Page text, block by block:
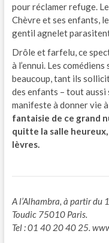
pour réclamer refuge.
Chèvre et ses enfants,
gentil agnelet
Drôle et farfelu, ce
à l’ennui. Les
beaucoup, tant ils
des enfants – tout
manifeste à donner vie
fantaisie de ce grand
quitte la salle
lèvres.
A l’Alhambra, à partir du
Toudic 75010 Paris.
Tel : 01 40 20 40 25.